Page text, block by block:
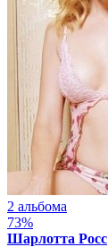
2 альбома
73%
Шарлотта Росс